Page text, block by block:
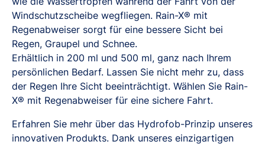
Windschutzscheibe wegfliegen. Rain-X® mit
Regenabweiser sorgt für eine bessere Sicht bei
Regen, Graupel und Schnee.
Erhältlich in 200 ml und 500 ml, ganz nach Ihrem
persönlichen Bedarf. Lassen Sie nicht mehr zu, dass
der Regen Ihre Sicht beeinträchtigt. Wählen Sie Rain-
X® mit Regenabweiser für eine sichere Fahrt.
Erfahren Sie mehr über das Hydrofob-Prinzip unseres
innovativen Produkts. Dank unseres einzigartigen